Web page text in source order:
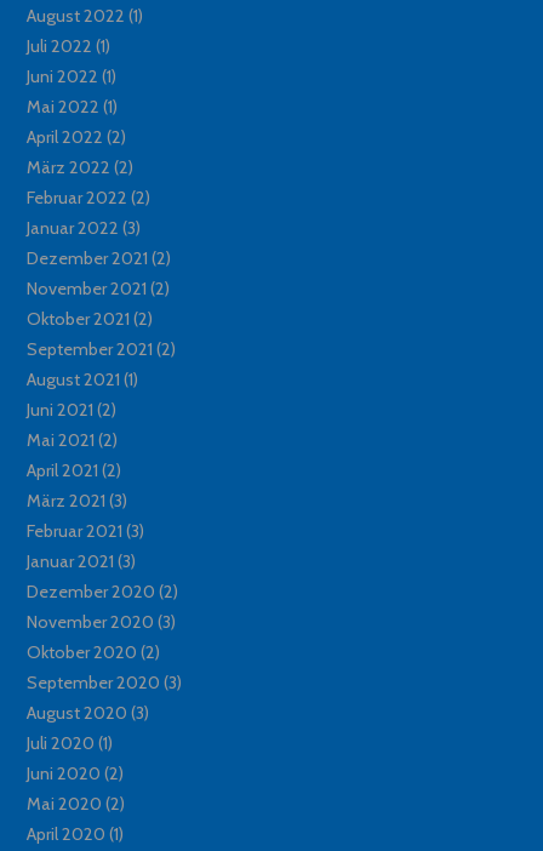
August 2022 (1)
Juli 2022 (1)
Juni 2022 (1)
Mai 2022 (1)
April 2022 (2)
März 2022 (2)
Februar 2022 (2)
Januar 2022 (3)
Dezember 2021 (2)
November 2021 (2)
Oktober 2021 (2)
September 2021 (2)
August 2021 (1)
Juni 2021 (2)
Mai 2021 (2)
April 2021 (2)
März 2021 (3)
Februar 2021 (3)
Januar 2021 (3)
Dezember 2020 (2)
November 2020 (3)
Oktober 2020 (2)
September 2020 (3)
August 2020 (3)
Juli 2020 (1)
Juni 2020 (2)
Mai 2020 (2)
April 2020 (1)